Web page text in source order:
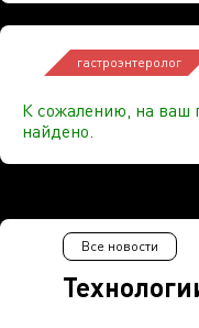
гастроэнтеролог
К сожалению, на ваш
найдено.
Все новости